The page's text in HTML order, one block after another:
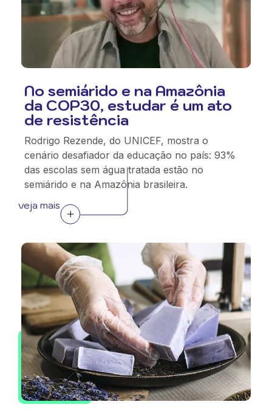
No semiárido e na Amazônia
da COP30, estudar é um ato
de resistência
Rodrigo Rezende, do UNICEF, mostra o
cenário desafiador da educação no país: 93%
das escolas sem água tratada estão no
semiárido e na Amazônia brasileira.
veja mais